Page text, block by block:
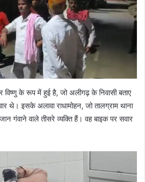
के रूप में हुई है, जो अलीगढ़ के निवासी बताए
थे। इसके अलावा राधामोहन, जो तालग्राम थाना
गंवाने वाले तीसरे व्यक्ति हैं। वह बाइक पर सवार